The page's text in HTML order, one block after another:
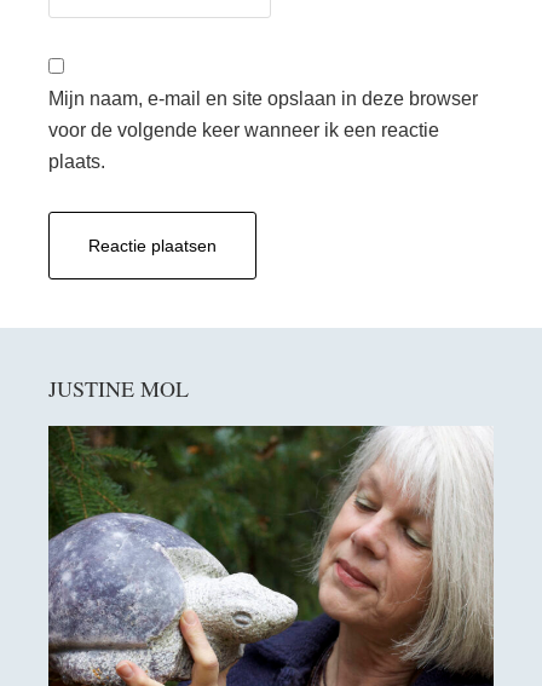
Mijn naam, e-mail en site opslaan in deze browser
voor de volgende keer wanneer ik een reactie
plaats.
Sidebar
JUSTINE MOL